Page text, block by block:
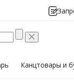
Канцтовары и